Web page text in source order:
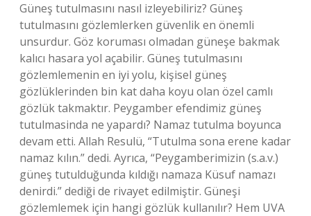
Güneş tutulmasını nasıl izleyebiliriz? Güneş
tutulmasını gözlemlerken güvenlik en önemli
unsurdur. Göz koruması olmadan güneşe bakmak
kalıcı hasara yol açabilir. Güneş tutulmasını
gözlemlemenin en iyi yolu, kişisel güneş
gözlüklerinden bin kat daha koyu olan özel camlı
gözlük takmaktır. Peygamber efendimiz güneş
tutulmasinda ne yapardı? Namaz tutulma boyunca
devam etti. Allah Resulü, “Tutulma sona erene kadar
namaz kılın.” dedi. Ayrıca, “Peygamberimizin (s.a.v.)
güneş tutulduğunda kıldığı namaza Küsuf namazı
denirdi.” dediği de rivayet edilmiştir. Güneşi
gözlemlemek için hangi gözlük kullanılır? Hem UVA